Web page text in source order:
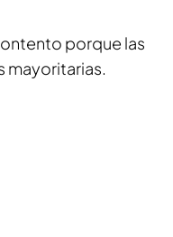
porque las
mayoritarias.